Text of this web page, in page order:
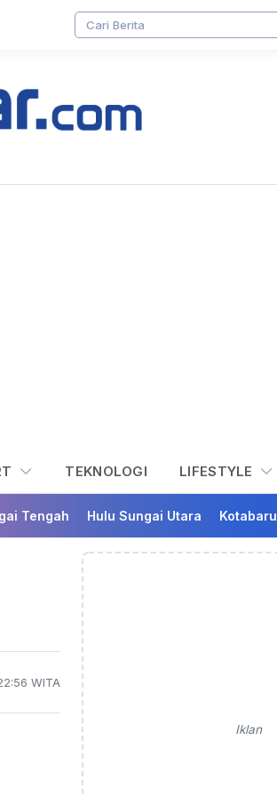
TEKNOLOGI LIFESTYLE
Tengah Hulu Sungai Utara Kotabaru
WITA
Iklan